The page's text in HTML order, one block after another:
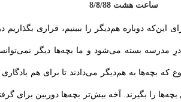
ساعت هشت 8/8/88
گرفتیم برای این‌که دوباره هم‌دیگر را ببینیم، قراری
تا 2- 3 روز دیگر درِ مدرسه بسته می‌شود و ما بچه‌ها دیگر
بچه‌ها به هم‌دیگر می‌دادند تا برای هم یادگاری
را بگیرند. آخه بیش‌تر بچه‌ها دوربین برای